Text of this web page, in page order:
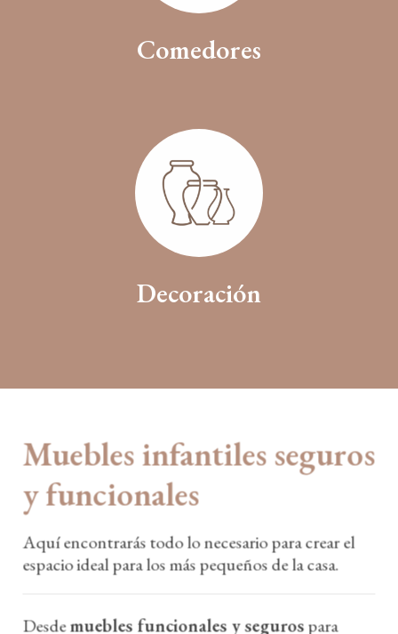
Comedores
Decoración
Muebles infantiles seguros
y funcionales
Aquí encontrarás todo lo necesario para crear el
espacio ideal para los más pequeños de la casa.
Desdemuebles funcionales y segurospara